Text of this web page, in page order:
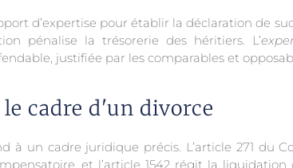
d’expertise pour établir la déclaration de
pénalise la trésorerie des héritiers. L’
justifiée par les comparables et
cadre d'un divorce
à un cadre juridique précis. L’article 271 du
et l’article 1542 régit la liquidation